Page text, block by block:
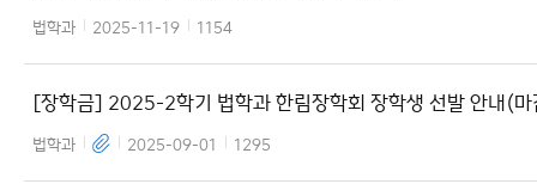
법학과 2025-11-19 1154
[장학금] 2025-2학기 법학과 한림장학회 장학생 선발 안내(
법학과 2025-09-01 1295